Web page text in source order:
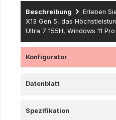
Beschreibung
Erleben
X13 Gen 5, das
Ultra 7 155H, Windows 11
Konfigurator
Datenblatt
Spezifikation